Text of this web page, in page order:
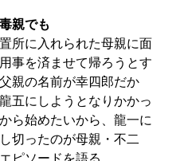
親でも
所に入れられた母親に面
事を済ませて帰ろうとす
親の名前が幸四郎だか
五にしようとなりかかっ
ら始めたいから、龍一に
切ったのが母親・不二
ピソードを語る。